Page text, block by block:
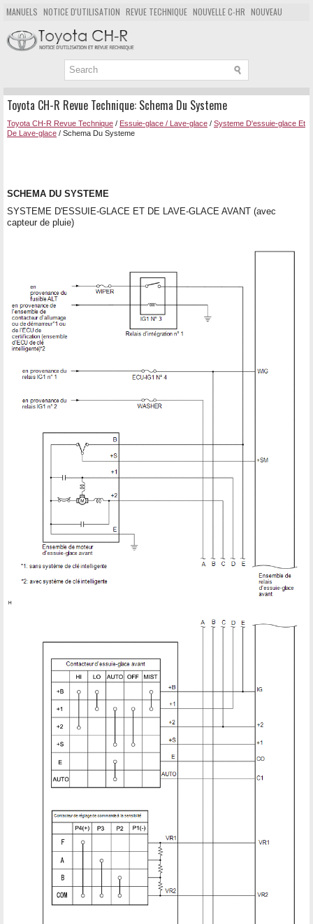
MANUELS NOTICE D'UTILISATION REVUE TECHNIQUE NOUVELLE C-HR NOUVEAU
POPULAIRE
PLAN DU SITE CHERCHER
Toyota CH-R Revue Technique: Schema Du Systeme
Toyota CH-R Revue Technique / Essuie-glace / Lave-glace / Systeme D'essuie-glace Et
De Lave-glace / Schema Du Systeme
SCHEMA DU SYSTEME
SYSTEME D'ESSUIE-GLACE ET DE LAVE-GLACE AVANT (avec
capteur de pluie)